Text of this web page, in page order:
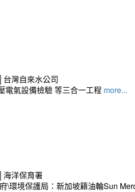
灣自來水公司
電氣設備檢驗 等三合一工程 more...
海洋保育署
\環境保護局：新加坡籍油輪Sun